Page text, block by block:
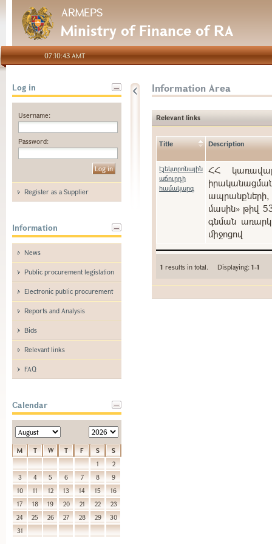
ARMEPS
Ministry of Finance of RA
07:10:43 AMT
Log in
Username:
Password:
Register as a Supplier
Information
News
Public procurement legislation
Electronic public procurement
Reports and Analysis
Bids
Relevant links
FAQ
Calendar
M T W T F S
S
1
2
3
4 5 6 7 8
9
10
11 12 13 14 15
16
17
18 19 20 21 22
23
24
25 26 27 28 29
30
31
Information Area
Relevant links
Title Description
Էլեկտրոնային
աճուրդի
համակարգ
ՀՀ
ապրանքների,
մասին» թիվ
գնման
միջոցով
1 results in total. Displaying:1-1